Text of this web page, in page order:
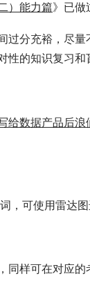
）能力篇》已做
过分充裕，尽
性的知识复习
给数据产品后浪
，可使用雷达图
同样可在对应的